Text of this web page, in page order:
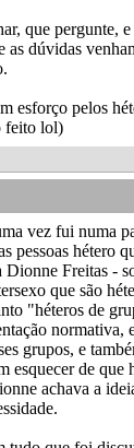
que pergunte,
as dúvidas
esforço pelos
feito lol)
vez fui numa
pessoas hétero
Dionne Freitas -
que são
"héteros de
normativa,
grupos, e
esquecer de que
achava a